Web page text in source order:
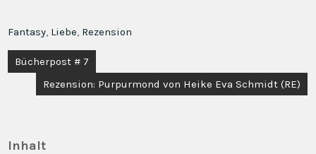
Fantasy, Liebe, Rezension
Beitragsnavigation
Bücherpost # 7
Rezension: Purpurmond von Heike Eva Schmidt (RE)
Inhalt